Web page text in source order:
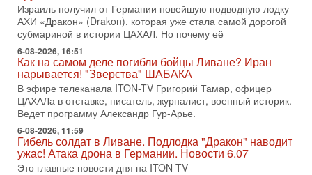
31-07-2026, 15:18
Иран готовит покушение на Нетаниягу! Трамп не
хочет эскалации, но КСИР готовит взрыв!
В эфире телеканала ITON-TV СЕРГЕЙ МИГДАЛЬ, эксперт
по вопросам безопасности, офицер запаса
Международного управления полиции Израиля, автор
31-07-2026, 09:02
Битва за разоружение ХАМАСа - НОВОСТИ
31/07/2026
Сегодня президент США Дональд Трамп заявил о
достижении исторического соглашения о полном
разоружении ХАМАСа и других вооруженных группировок в
Израиль получил от Германии новейшую подводную лодку
АХИ «Дракон» (Drakon), которая уже стала самой дорогой
субмариной в истории ЦАХАЛ. Но почему её
6-08-2026, 16:51
Как на самом деле погибли бойцы Ливане? Иран
нарывается! "Зверства" ШАБАКА
В эфире телеканала ITON-TV Григорий Тамар, офицер
ЦАХАЛа в отставке, писатель, журналист, военный историк.
Ведет программу Александр Гур-Арье.
6-08-2026, 11:59
Гибель солдат в Ливане. Подлодка "Дракон" наводит
ужас! Атака дрона в Германии. Новости 6.07
Это главные новости дня на ITON-TV